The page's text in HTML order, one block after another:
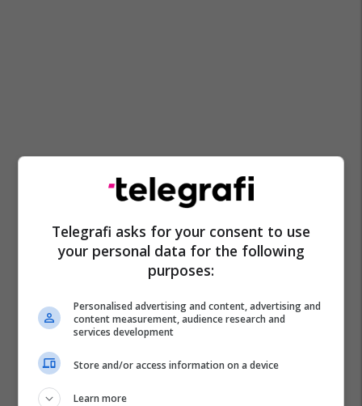
Telegrafi asks for your consent to use
your personal data for the following
purposes:
Personalised advertising and content, advertising and
content measurement, audience research and
services development
Store and/or access information on a device
Learn more